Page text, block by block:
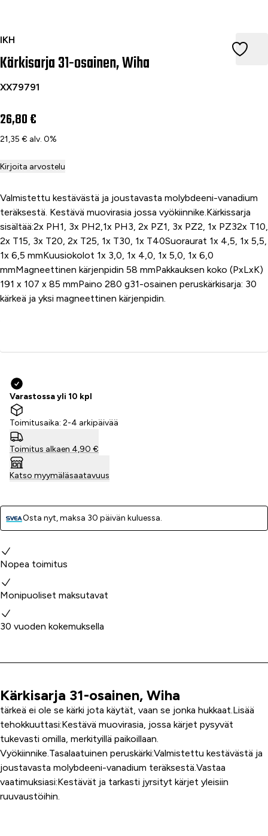
IKH
Kärkisarja 31-osainen, Wiha
Kärkisarja 31-osainen, Wiha
XX79791
26,80 €
21,35 € alv. 0%
Kirjoita arvostelu
Valmistettu kestävästä ja joustavasta molybdeeni-vanadium
teräksestä. Kestävä muovirasia jossa vyökiinnike.Kärkissarja
sisältää:2x PH1, 3x PH2,1x PH3, 2x PZ1, 3x PZ2, 1x PZ32x T10,
2x T15, 3x T20, 2x T25, 1x T30, 1x T40Suoraurat 1x 4,5, 1x 5,5,
1x 6,5 mmKuusiokolot 1x 3,0, 1x 4,0, 1x 5,0, 1x 6,0
mmMagneettinen kärjenpidin 58 mmPakkauksen koko (PxLxK)
191 x 107 x 85 mmPaino 280 g31-osainen peruskärkisarja: 30
kärkeä ja yksi magneettinen kärjenpidin.
Varastossa yli 10 kpl
Toimitusaika: 2-4 arkipäivää
Toimitus alkaen 4,90 €
Katso myymäläsaatavuus
Osta nyt, ­maksa 30 päivän kuluessa.
Miksi valita meidät?
Nopea toimitus
Monipuoliset maksutavat
30 vuoden kokemuksella
Tuoteinfo
Kärkisarja 31-osainen, Wiha
tärkeä ei ole se kärki jota käytät, vaan se jonka hukkaat.Lisää
tehokkuuttasi:Kestävä muovirasia, jossa kärjet pysyvät
tukevasti omilla, merkityillä paikoillaan.
Vyökiinnike.Tasalaatuinen peruskärki:Valmistettu kestävästä ja
joustavasta molybdeeni-vanadium teräksestä.Vastaa
vaatimuksiasi:Kestävät ja tarkasti jyrsityt kärjet yleisiin
ruuvaustöihin.